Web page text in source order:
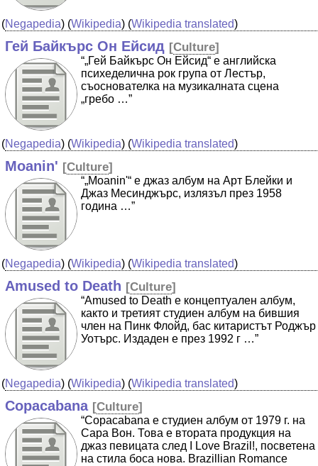
(Negapedia) (Wikipedia) (Wikipedia translated)
Гей Байкърс Он Ейсид [Culture]
“„Гей Байкърс Он Ейсид“ е английска
психеделична рок група от Лестър,
съоснователка на музикалната сцена
„гребо …”
(Negapedia) (Wikipedia) (Wikipedia translated)
Moanin' [Culture]
“„Moanin'“ е джаз албум на Арт Блейки и
Джаз Месинджърс, излязъл през 1958
година …”
(Negapedia) (Wikipedia) (Wikipedia translated)
Amused to Death [Culture]
“Amused to Death е концептуален албум,
както и третият студиен албум на бившия
член на Пинк Флойд, бас китаристът Роджър
Уотърс. Издаден е през 1992 г …”
(Negapedia) (Wikipedia) (Wikipedia translated)
Copacabana [Culture]
“Copacabana е студиен албум от 1979 г. на
Сара Вон. Това е втората продукция на
джаз певицата след I Love Brazil!, посветена
на стила боса нова. Brazillian Romance